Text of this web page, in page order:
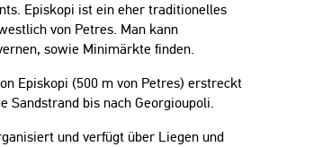
Episkopi ist ein eher traditionelles
von Petres. Man kann
sowie Minimärkte finden.
Episkopi (500 m von Petres) erstreckt
Sandstrand bis nach Georgioupoli.
und verfügt über Liegen und